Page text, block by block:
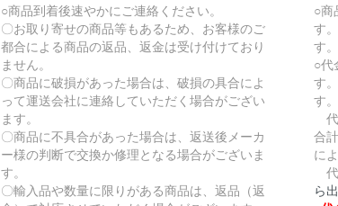
○商品到着後速やかにご連絡ください。
〇お取り寄せの商品等もあるため、お客様のご
都合による商品の返品、返金は受け付けており
ません。
〇商品に破損があった場合は、破損の具合によ
って運送会社に連絡していただく場合がござい
ます。
〇商品に不具合があった場合は、返送後メーカ
ー様の判断で交換か修理となる場合がございま
す。
〇輸入品や数量に限りがある商品は、返品（返
○商
す
す。
○代
す
す。
合
に
ら